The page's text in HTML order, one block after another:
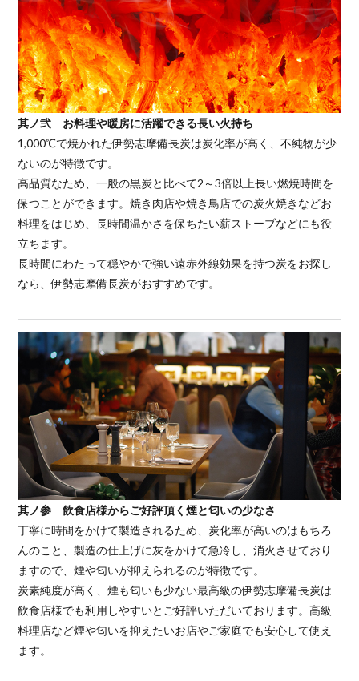
其ノ弐 お料理や暖房に活躍できる長い火持ち
1,000℃で焼かれた伊勢志摩備長炭は炭化率が高く、不純物が少
ないのが特徴です。
高品質なため、一般の黒炭と比べて2～3倍以上長い燃焼時間を
保つことができます。焼き肉店や焼き鳥店での炭火焼きなどお
料理をはじめ、長時間温かさを保ちたい薪ストーブなどにも役
立ちます。
長時間にわたって穏やかで強い遠赤外線効果を持つ炭をお探し
なら、伊勢志摩備長炭がおすすめです。
其ノ参 飲食店様からご好評頂く煙と匂いの少なさ
丁寧に時間をかけて製造されるため、炭化率が高いのはもちろ
んのこと、製造の仕上げに灰をかけて急冷し、消火させており
ますので、煙や匂いが抑えられるのが特徴です。
炭素純度が高く、煙も匂いも少ない最高級の伊勢志摩備長炭は
飲食店様でも利用しやすいとご好評いただいております。高級
料理店など煙や匂いを抑えたいお店やご家庭でも安心して使え
ます。